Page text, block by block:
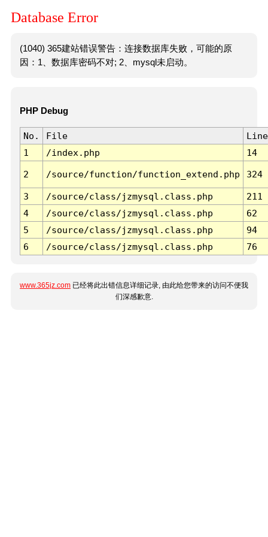
Database Error
(1040) 365建站错误警告：连接数据库失败，可能的原
因：1、数据库密码不对; 2、mysql未启动。
PHP Debug
No. File
Line
1
/index.php 14
2 /source/function/function_extend.php 324
3 /source/class/jzmysql.class.php
211
4
/source/class/jzmysql.class.php
62
5
/source/class/jzmysql.class.php
94
6
/source/class/jzmysql.class.php 76
www.365jz.com 已经将此出错信息详细记录, 由此给您带来的访问不便我
们深感歉意.